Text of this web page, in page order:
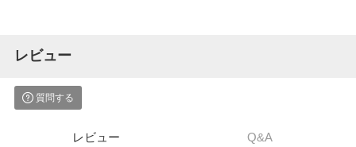
レビュー
質問する
レビュー Q&A